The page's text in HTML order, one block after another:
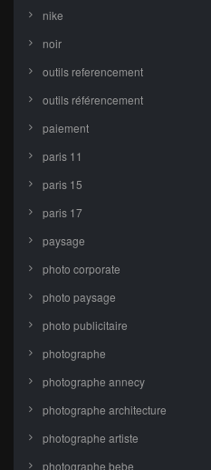
nike
noir
outils referencement
outils référencement
paiement
paris 11
paris 15
paris 17
paysage
photo corporate
photo paysage
photo publicitaire
photographe
photographe annecy
photographe architecture
photographe artiste
photographe bebe